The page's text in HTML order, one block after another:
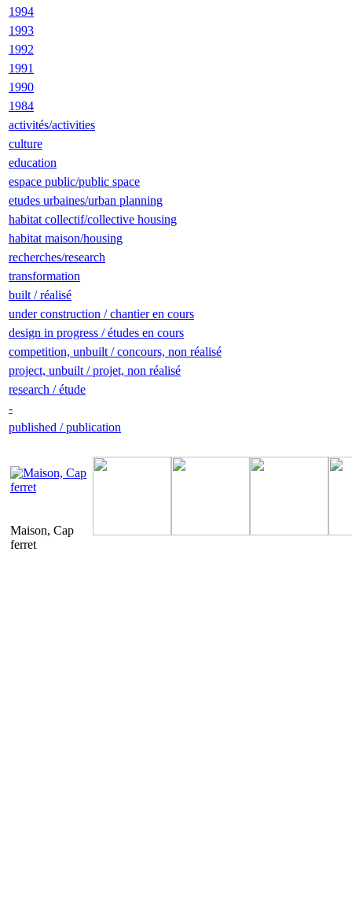
1994
1993
1992
1991
1990
1984
activités/activities
culture
education
espace public/public space
etudes urbaines/urban planning
habitat collectif/collective housing
habitat maison/housing
recherches/research
transformation
built / réalisé
under construction / chantier en cours
design in progress / études en cours
competition, unbuilt / concours, non réalisé
project, unbuilt / projet, non réalisé
research / étude
-
published / publication
Maison, Cap
ferret